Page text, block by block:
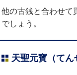
他の古銭と合わせて
でしょう。
天聖元寳（てん